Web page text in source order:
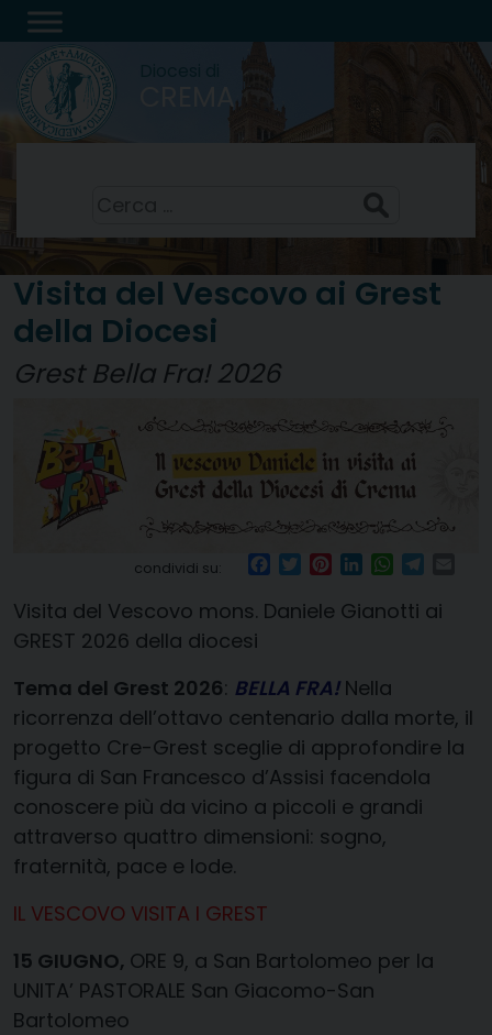
Skip
to
content
CREMA
Visita del Vescovo ai Grest
della Diocesi
Grest Bella Fra! 2026
condividi su: Facebook
TwitterPinterest
LinkedInWhatsApp
Visita del Vescovo mons. Daniele Gianotti ai
GREST 2026 della diocesi
Tema del Grest 2026: BELLA FRA!Nella
ricorrenza dell’ottavo centenario dalla morte, il
progetto Cre-Grest sceglie di approfondire la
figura di San Francesco d’Assisi facendola
conoscere più da vicino a piccoli e grandi
attraverso quattro dimensioni: sogno,
fraternità, pace e lode.
IL VESCOVO VISITA I GREST
15 GIUGNO, ORE 9, a San Bartolomeo per la
UNITA’ PASTORALE San Giacomo-San
Bartolomeo